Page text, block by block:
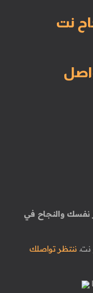
نت
نفسك والنجاح في
نت. ننتظر تواصلك